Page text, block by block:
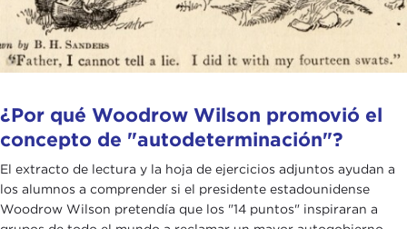
¿Por qué Woodrow Wilson promovió el
concepto de "autodeterminación"?
El extracto de lectura y la hoja de ejercicios adjuntos ayudan a
los alumnos a comprender si el presidente estadounidense
Woodrow Wilson pretendía que los "14 puntos" inspiraran a